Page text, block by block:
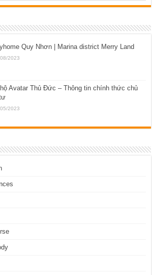
Quy Nhơn | Marina district Merry Land
2023
Avatar Thủ Đức – Thông tin chính thức chủ
2023